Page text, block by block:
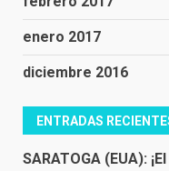
enero 2017
diciembre 2016
ENTRADAS
SARATOGA (EUA):